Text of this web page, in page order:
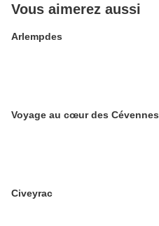
Vous aimerez aussi
Arlempdes
Voyage au cœur des Cévennes
Civeyrac